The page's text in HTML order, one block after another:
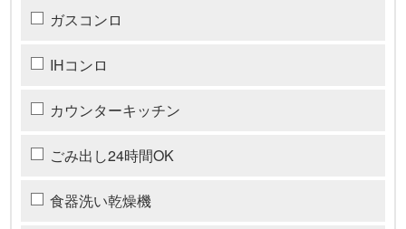
ガスコンロ
IHコンロ
カウンターキッチン
ごみ出し24時間OK
食器洗い乾燥機